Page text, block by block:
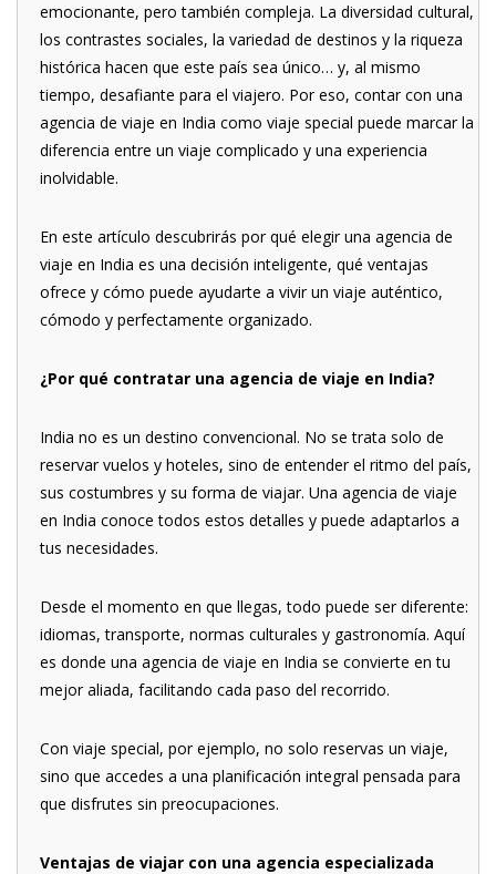
emocionante, pero también compleja. La diversidad cultural,
los contrastes sociales, la variedad de destinos y la riqueza
histórica hacen que este país sea único… y, al mismo
tiempo, desafiante para el viajero. Por eso, contar con una
agencia de viaje en India como viaje special puede marcar la
diferencia entre un viaje complicado y una experiencia
inolvidable.
En este artículo descubrirás por qué elegir una agencia de
viaje en India es una decisión inteligente, qué ventajas
ofrece y cómo puede ayudarte a vivir un viaje auténtico,
cómodo y perfectamente organizado.
¿Por qué contratar una agencia de viaje en India?
India no es un destino convencional. No se trata solo de
reservar vuelos y hoteles, sino de entender el ritmo del país,
sus costumbres y su forma de viajar. Una agencia de viaje
en India conoce todos estos detalles y puede adaptarlos a
tus necesidades.
Desde el momento en que llegas, todo puede ser diferente:
idiomas, transporte, normas culturales y gastronomía. Aquí
es donde una agencia de viaje en India se convierte en tu
mejor aliada, facilitando cada paso del recorrido.
Con viaje special, por ejemplo, no solo reservas un viaje,
sino que accedes a una planificación integral pensada para
que disfrutes sin preocupaciones.
Ventajas de viajar con una agencia especializada